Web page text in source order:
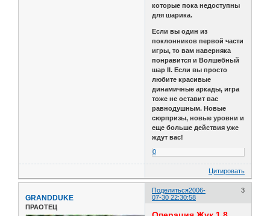
которые пока недоступны
для шарика.
Если вы один из
поклонников первой части
игры, то вам наверняка
понравится и Волшебный
шар II. Если вы просто
любите красивые
динамичные аркады, игра
тоже не оставит вас
равнодушным. Новые
сюрпризы, новые уровни и
еще больше действия уже
ждут вас!
0
Цитировать
Поделиться 3
2006-
07-30 22:30:58
GRANDDUKE
ПРАОТЕЦ